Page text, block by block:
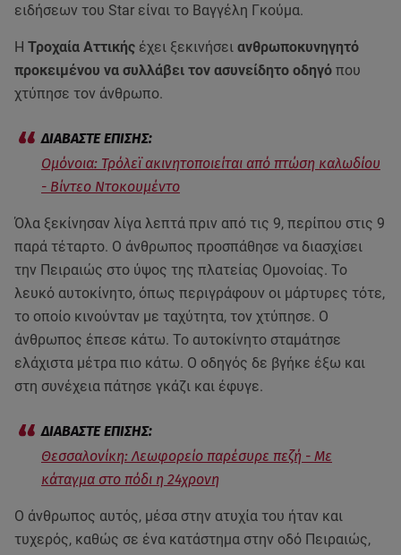
ειδήσεων του Star είναι το Βαγγέλη Γκούμα.
Η Τροχαία Αττικής έχει ξεκινήσει ανθρωποκυνηγητό
προκειμένου να συλλάβει τον ασυνείδητο οδηγό που
χτύπησε τον άνθρωπο.
Ομόνοια: Τρόλεϊ ακινητοποιείται από πτώση καλωδίου
- Βίντεο Ντοκουμέντο
Όλα ξεκίνησαν λίγα λεπτά πριν από τις 9, περίπου στις 9
παρά τέταρτο. Ο άνθρωπος προσπάθησε να διασχίσει
την Πειραιώς στο ύψος της πλατείας Ομονοίας. Το
λευκό αυτοκίνητο, όπως περιγράφουν οι μάρτυρες τότε,
το οποίο κινούνταν με ταχύτητα, τον χτύπησε. Ο
άνθρωπος έπεσε κάτω. Το αυτοκίνητο σταμάτησε
ελάχιστα μέτρα πιο κάτω. Ο οδηγός δε βγήκε έξω και
στη συνέχεια πάτησε γκάζι και έφυγε.
Θεσσαλονίκη: Λεωφορείο παρέσυρε πεζή - Με
κάταγμα στο πόδι η 24χρονη
Ο άνθρωπος αυτός, μέσα στην ατυχία του ήταν και
τυχερός, καθώς σε ένα κατάστημα στην οδό Πειραιώς,